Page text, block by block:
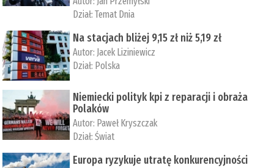
Dział:Temat Dnia
Na stacjach bliżej 9,15 zł niż 5,19 zł
Autor: Jacek Liziniewicz
Dział: Polska
Niemiecki polityk kpi z reparacji i obraża
Polaków
Autor: Paweł Kryszczak
Dział:Świat
Europa ryzykuje utratę konkurencyjności